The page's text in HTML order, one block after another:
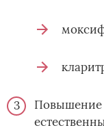
Повышение